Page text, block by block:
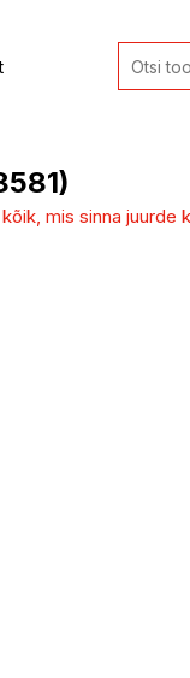
mis sinna juurde